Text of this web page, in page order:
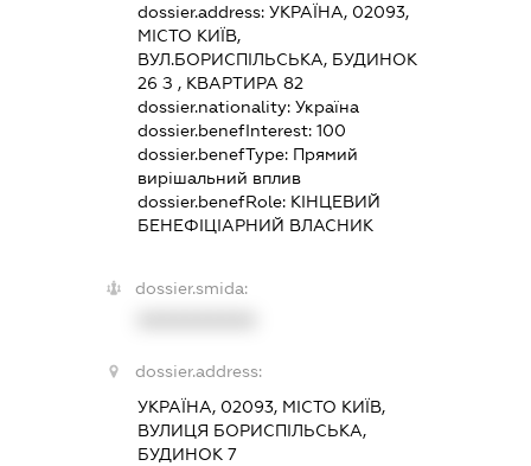
dossier.address: УКРАЇНА, 02093,
МІСТО КИЇВ,
ВУЛ.БОРИСПІЛЬСЬКА, БУДИНОК
26 З , КВАРТИРА 82
dossier.nationality: Україна
dossier.benefInterest: 100
dossier.benefType: Прямий
вирішальний вплив
dossier.benefRole: КІНЦЕВИЙ
БЕНЕФІЦІАРНИЙ ВЛАСНИК
dossier.smida:
dossier.address:
УКРАЇНА, 02093, МІСТО КИЇВ,
ВУЛИЦЯ БОРИСПІЛЬСЬКА,
БУДИНОК 7